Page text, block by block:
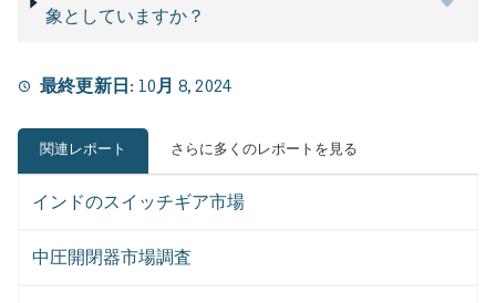
象としていますか？
最終更新日: 10月 8, 2024
関連レポート さらに多くのレポートを見る
インドのスイッチギア市場
中圧開閉器市場調査